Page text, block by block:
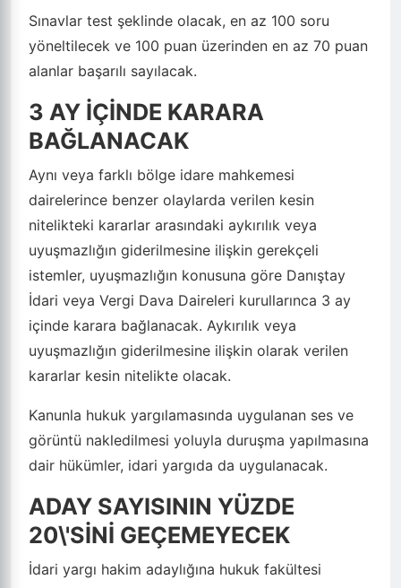
Sınavlar test şeklinde olacak, en az 100 soru
yöneltilecek ve 100 puan üzerinden en az 70 puan
alanlar başarılı sayılacak.
3 AY İÇİNDE KARARA
BAĞLANACAK
Aynı veya farklı bölge idare mahkemesi
dairelerince benzer olaylarda verilen kesin
nitelikteki kararlar arasındaki aykırılık veya
uyuşmazlığın giderilmesine ilişkin gerekçeli
istemler, uyuşmazlığın konusuna göre Danıştay
İdari veya Vergi Dava Daireleri kurullarınca 3 ay
içinde karara bağlanacak. Aykırılık veya
uyuşmazlığın giderilmesine ilişkin olarak verilen
kararlar kesin nitelikte olacak.
Kanunla hukuk yargılamasında uygulanan ses ve
görüntü nakledilmesi yoluyla duruşma yapılmasına
dair hükümler, idari yargıda da uygulanacak.
ADAY SAYISININ YÜZDE
20\'SİNİ GEÇEMEYECEK
İdari yargı hakim adaylığına hukuk fakültesi